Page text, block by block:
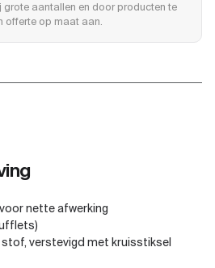
grote aantallen en door producten te
offerte op maat aan.
nette afwerking
stof, verstevigd met kruisstiksel